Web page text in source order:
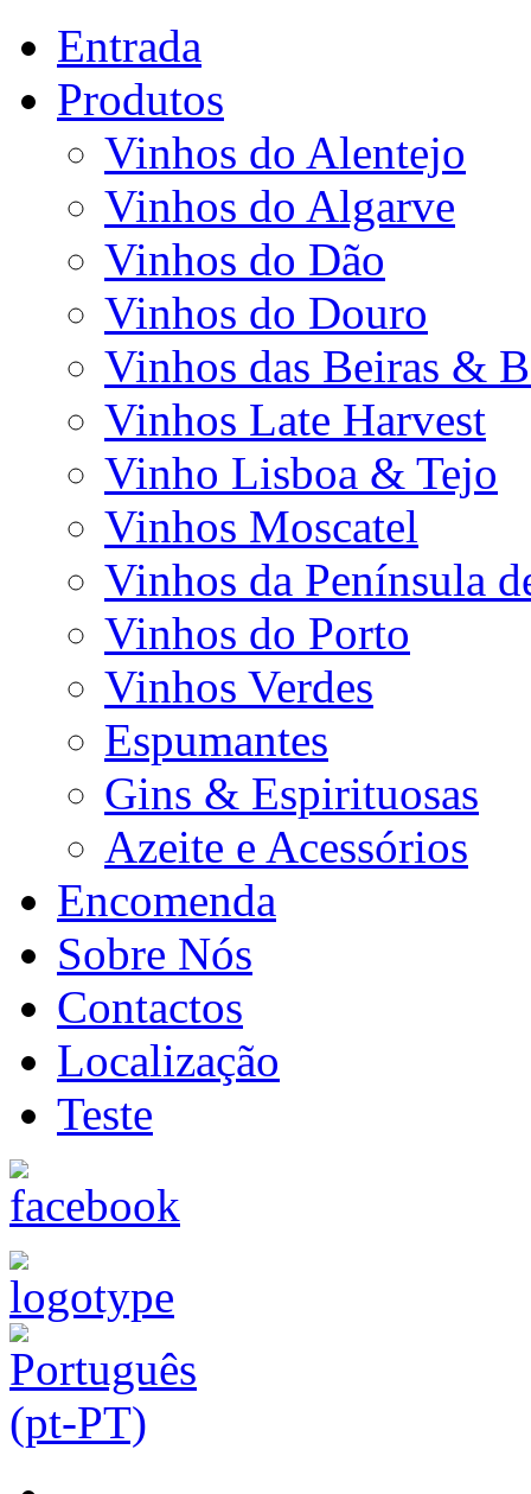
Entrada
Produtos
Vinhos do Alentejo
Vinhos do Algarve
Vinhos do Dão
Vinhos do Douro
Vinhos das Beiras &
Vinhos Late Harvest
Vinho Lisboa & Tejo
Vinhos Moscatel
Vinhos da Península
Vinhos do Porto
Vinhos Verdes
Espumantes
Gins & Espirituosas
Azeite e Acessórios
Encomenda
Sobre Nós
Contactos
Localização
Teste